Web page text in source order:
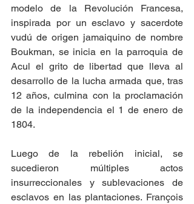
modelo de la Revolución Francesa,
inspirada por un esclavo y sacerdote
vudú de origen jamaiquino de nombre
Boukman, se inicia en la parroquia de
Acul el grito de libertad que lleva al
desarrollo de la lucha armada que, tras
12 años, culmina con la proclamación
de la independencia el 1 de enero de
1804.
Luego de la rebelión inicial, se
sucedieron múltiples actos
insurreccionales y sublevaciones de
esclavos en las plantaciones. François